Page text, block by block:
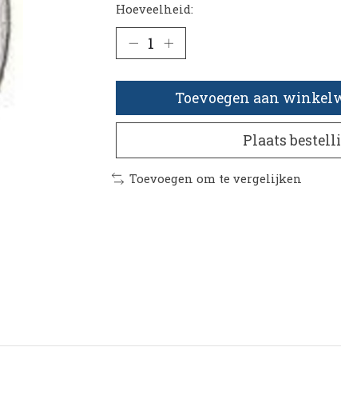
Hoeveelheid:
Toevoegen aan
Plaats
Toevoegen om te vergelijken